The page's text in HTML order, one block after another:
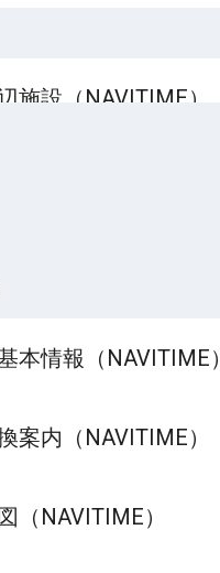
施設（NAVITIME）
本情報（NAVITIME）
案内（NAVITIME）
（NAVITIME）